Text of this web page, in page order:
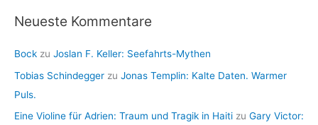
Neueste Kommentare
Bock zu Joslan F. Keller: Seefahrts-Mythen
Tobias Schindegger zu Jonas Templin: Kalte Daten. Warmer
Puls.
Eine Violine für Adrien: Traum und Tragik in Haiti zu Gary Victor: